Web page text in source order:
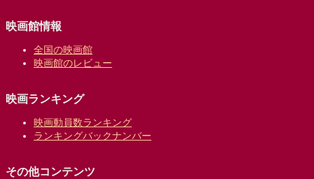
映画館情報
全国の映画館
映画館のレビュー
映画ランキング
映画動員数ランキング
ランキングバックナンバー
その他コンテンツ